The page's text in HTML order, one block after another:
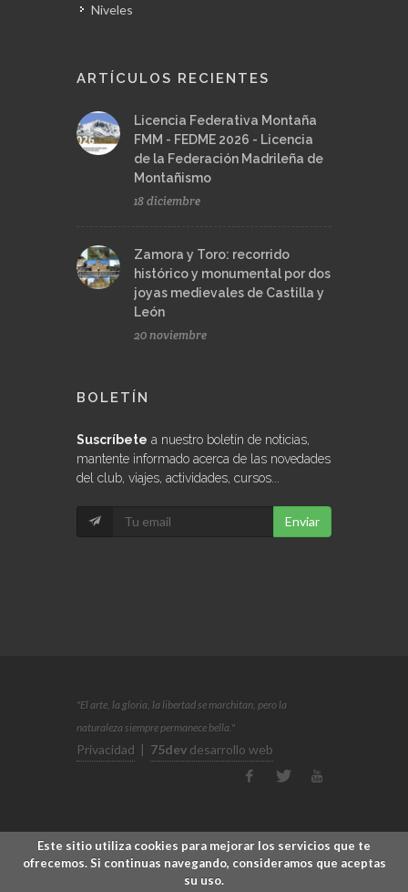
Niveles
ARTÍCULOS RECIENTES
Licencia Federativa Montaña
FMM - FEDME 2026 - Licencia
de la Federación Madrileña de
Montañismo
18 diciembre
Zamora y Toro: recorrido
histórico y monumental por dos
joyas medievales de Castilla y
León
20 noviembre
BOLETÍN
Suscríbete a nuestro boletín de noticias,
mantente informado acerca de las novedades
del club, viajes, actividades, cursos...
Enviar
"El arte, la gloria, la libertad se marchitan, pero la
naturaleza siempre permanece bella."
Privacidad | 75dev desarrollo web
Este sitio utiliza cookies para mejorar los servicios que te
ofrecemos. Si continuas navegando, consideramos que aceptas
su uso.